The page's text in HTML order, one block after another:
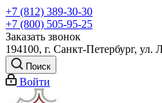
+7 (812) 389-30-30
+7 (800) 505-95-25
Заказать звонок
194100, г. Санкт-Петербург, ул.
Поиск
Войти